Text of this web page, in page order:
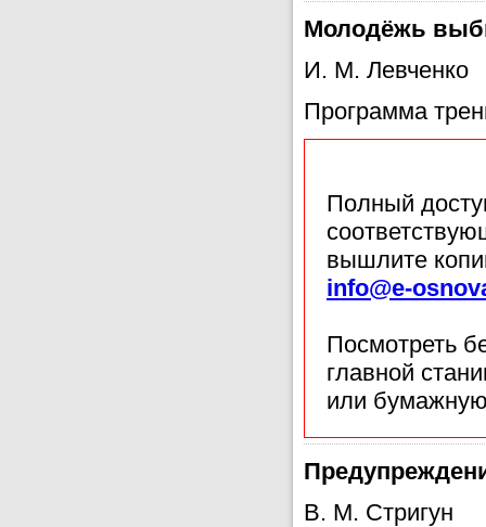
Молодёжь
И. М. Левченко
Программа
Полный
вышлите
info@e-
Посмотреть
главной
или
В. М. Стригун